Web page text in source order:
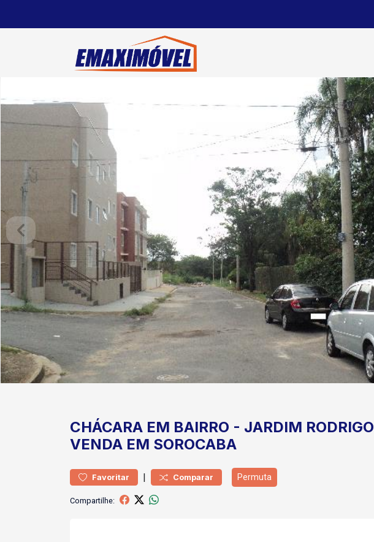
CHÁCARA EM BAIRRO - JARDIM RODRIGO
VENDA EM SOROCABA
Favoritar | Comparar Permuta
Compartilhe: